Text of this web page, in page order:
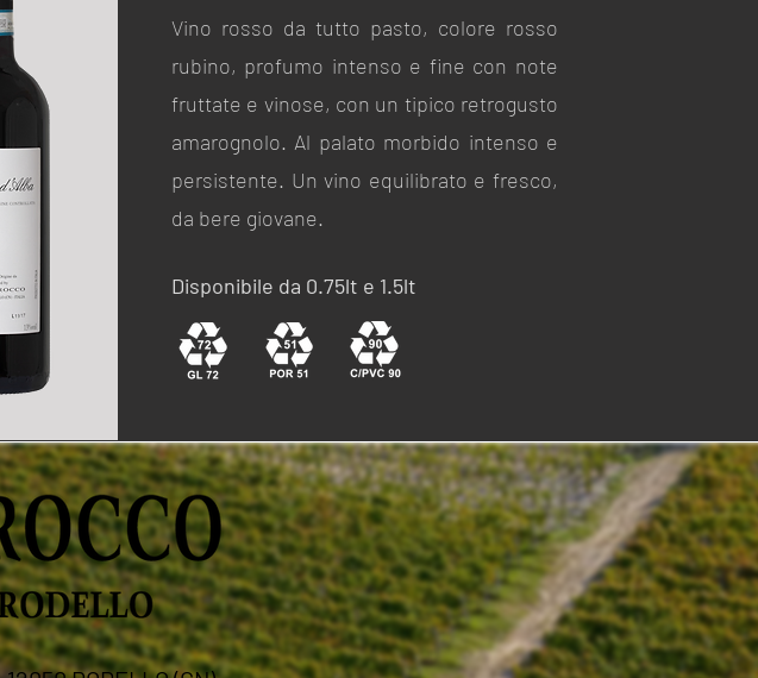
Vino rosso da tutto pasto, colore rosso
rubino, profumo intenso e fine con note
fruttate e vinose, con un tipico retrogusto
amarognolo. Al palato morbido intenso e
persistente. Un vino equilibrato e fresco,
da bere giovane.
Disponibile da 0.75lt e 1.5lt